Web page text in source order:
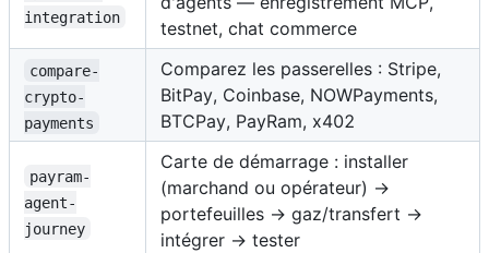
integration
testnet, chat commerce
compare-
crypto-
payments
Comparez les passerelles : Stripe,
BitPay, Coinbase, NOWPayments,
BTCPay, PayRam, x402
payram-
agent-
journey
Carte de démarrage : installer
(marchand ou opérateur) →
portefeuilles → gaz/transfert →
intégrer → tester